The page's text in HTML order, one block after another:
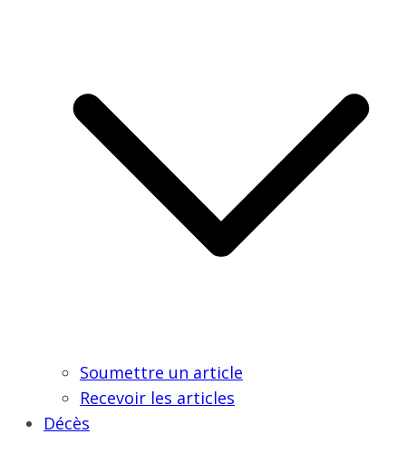
Soumettre un article
Recevoir les articles
Décès